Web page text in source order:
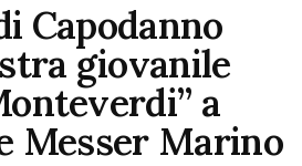
Capodanno
giovanile
a
Messer Marino